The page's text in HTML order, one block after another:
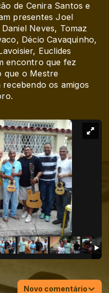
de Cenira Santos e
presentes Joel
Neves, Tomaz
Décio Cavaquinho,
Euclides
encontro que fez
que o Mestre
os amigos
Novo comentário